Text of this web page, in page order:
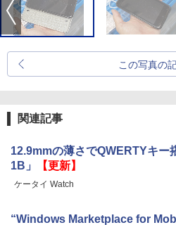
この写真の
関連記事
12.9mmの薄さでQWERTYキ
1B」
【更新】
ケータイ Watch
“Windows Marketplace for